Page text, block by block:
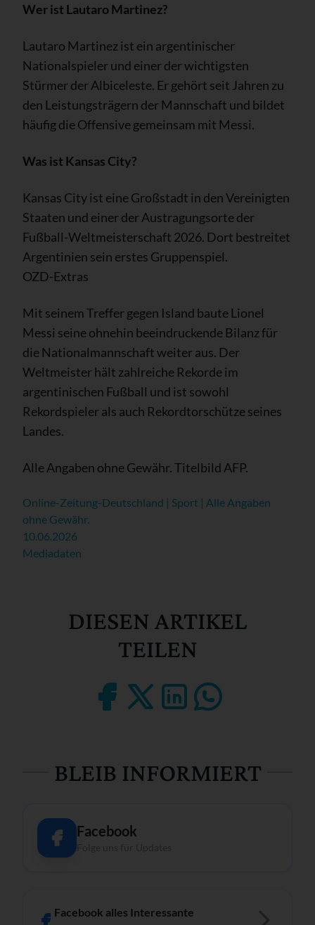
Wer ist Lautaro Martinez?
Lautaro Martinez ist ein argentinischer
Nationalspieler und einer der wichtigsten
Stürmer der Albiceleste. Er gehört seit Jahren zu
den Leistungsträgern der Mannschaft und bildet
häufig die Offensive gemeinsam mit Messi.
Was ist Kansas City?
Kansas City ist eine Großstadt in den Vereinigten
Staaten und einer der Austragungsorte der
Fußball-Weltmeisterschaft 2026. Dort bestreitet
Argentinien sein erstes Gruppenspiel.
OZD-Extras
Mit seinem Treffer gegen Island baute Lionel
Messi seine ohnehin beeindruckende Bilanz für
die Nationalmannschaft weiter aus. Der
Weltmeister hält zahlreiche Rekorde im
argentinischen Fußball und ist sowohl
Rekordspieler als auch Rekordtorschütze seines
Landes.
Alle Angaben ohne Gewähr. Titelbild AFP.
Online-Zeitung-Deutschland | Sport | Alle Angaben
ohne Gewähr.
10.06.2026
Mediadaten
DIESEN ARTIKEL
TEILEN
BLEIB INFORMIERT
Facebook
Facebook alles Interessante